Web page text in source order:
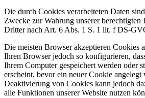
Die durch Cookies verarbeiteten Daten
Zwecke zur Wahrung unserer berechtigten
Dritter nach Art. 6 Abs. 1 S. 1 lit. f DS-
Die meisten Browser akzeptieren Cookies
Ihren Browser jedoch so konfigurieren,
Ihrem Computer gespeichert werden oder
erscheint, bevor ein neuer Cookie
Deaktivierung von Cookies kann jedoch
alle Funktionen unserer Website nutzen